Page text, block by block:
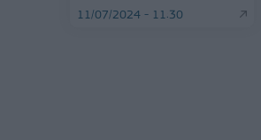
11/07/2024 - 11:30